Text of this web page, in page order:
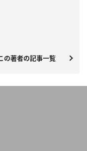
の著者の記事一覧